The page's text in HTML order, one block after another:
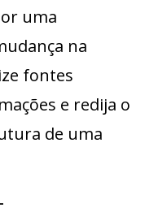
uma
na
fontes
e redija o
de uma